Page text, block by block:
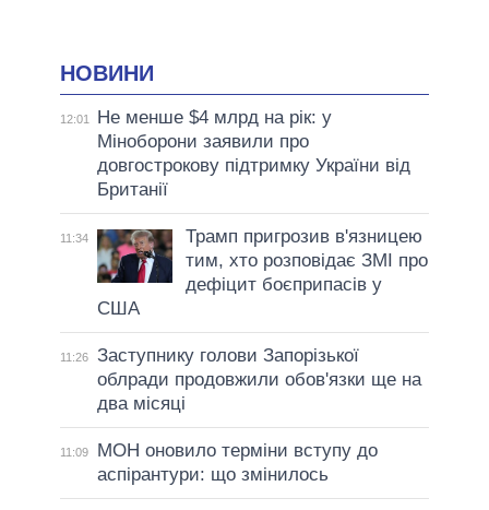
НОВИНИ
12:01
Не менше $4 млрд на рік: у
Міноборони заявили про
довгострокову підтримку України від
Британії
11:34
Трамп пригрозив в'язницею
тим, хто розповідає ЗМІ про
дефіцит боєприпасів у
США
11:26
Заступнику голови Запорізької
облради продовжили обов'язки ще на
два місяці
11:09
МОН оновило терміни вступу до
аспірантури: що змінилось